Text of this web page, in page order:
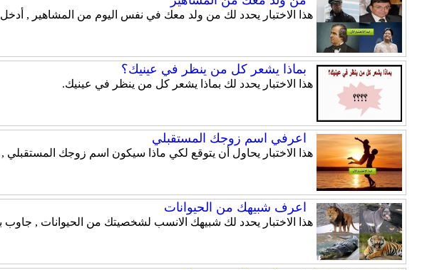
هذا الاختبار يحدد لك من ولد معك في نفس اليوم من المشاهير ,
بماذا يشعر كل من ينظر في عينيك؟
هذا الاختبار يحدد لك بماذا يشعر كل من ينظر في عينيك.
اعرفي اسم زوجك المستقبلي
هذا الاختبار يحاول أن يتوقع لكي ماذا سيكون اسم زوجك
اعرف شبيهك من الحيوانات
هذا الاختبار يحدد لك شبيهك الانسب لشخصيتك من الحيوانات ,